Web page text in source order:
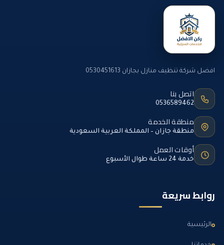
افضل شركة تنظيف منازل بجازان 0530451613
اتصل بنا
0536589462
منطقة الخدمة
منطقة جازان – المملكة العربية السعودية
أوقات العمل
خدمة 24 ساعة طوال الأسبوع
روابط سريعة
الرئيسية